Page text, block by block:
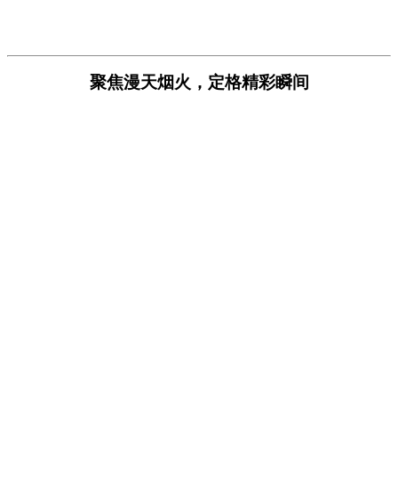
聚焦漫天烟火，定格精彩瞬间